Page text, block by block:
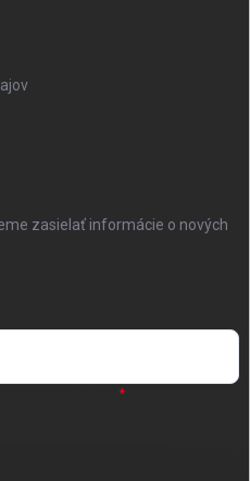
zasielať informácie o nových